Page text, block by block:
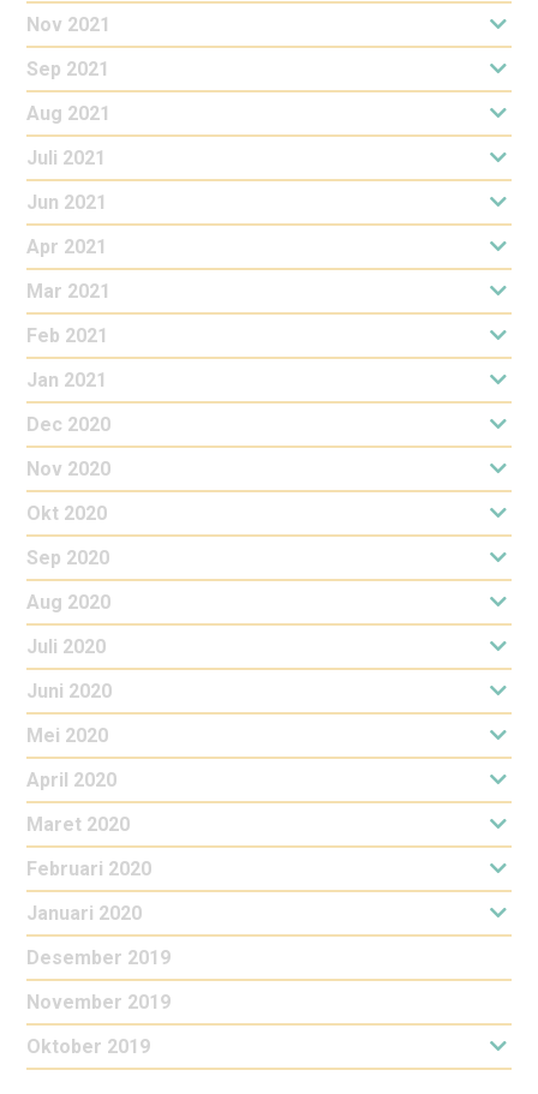
Nov 2021
Sep 2021
Aug 2021
Juli 2021
Jun 2021
Apr 2021
Mar 2021
Feb 2021
Jan 2021
Dec 2020
Nov 2020
Okt 2020
Sep 2020
Aug 2020
Juli 2020
Juni 2020
Mei 2020
April 2020
Maret 2020
Februari 2020
Januari 2020
Desember 2019
November 2019
Oktober 2019